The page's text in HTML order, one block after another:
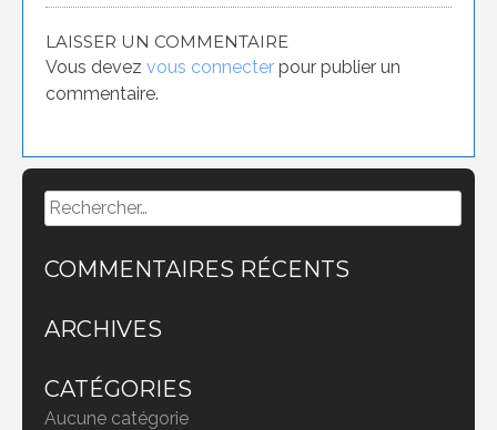
LAISSER UN COMMENTAIRE
Vous devez vous connecter pour publier un
commentaire.
Rechercher :
COMMENTAIRES RÉCENTS
ARCHIVES
CATÉGORIES
Aucune catégorie